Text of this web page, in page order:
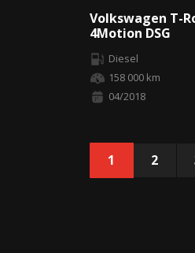
Volkswagen T-
4Motion DSG
Diesel
158 000 km
04/2018
1 2